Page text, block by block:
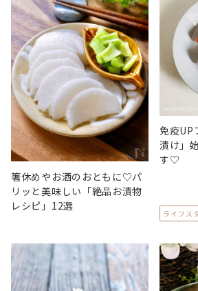
箸休めやお酒のおともに♡パ
リッと美味しい「絶品お漬物
レシピ」12選
免疫UP
漬け」
す♡
ライフス